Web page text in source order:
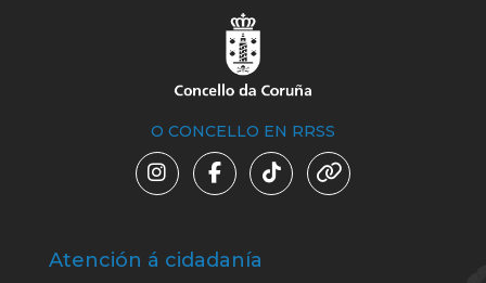
O CONCELLO EN RRSS
Atención á cidadanía